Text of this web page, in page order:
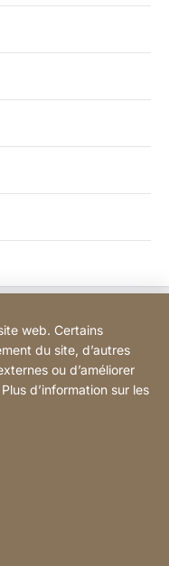
d'accessibilité
web. Certains
du site, d’autres
ou d’améliorer
d’information sur les